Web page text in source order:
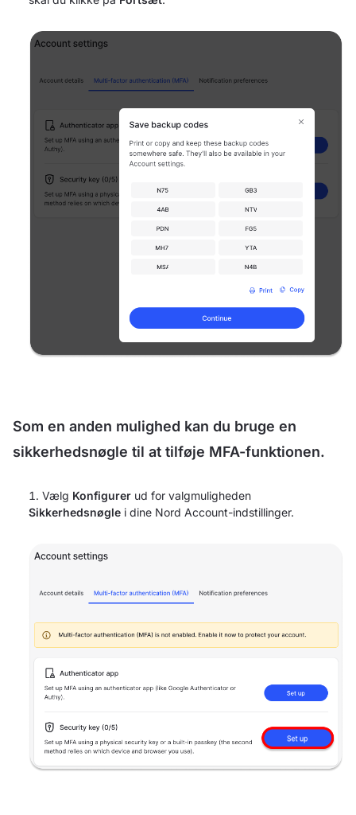
Som en anden mulighed kan du bruge en
sikkerhedsnøgle til at tilføje MFA-funktionen.
Vælg Konfigurer ud for valgmuligheden
Sikkerhedsnøgle i dine Nord Account-indstillinger.